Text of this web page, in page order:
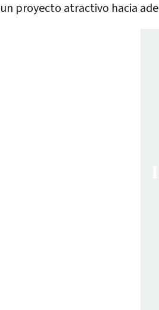
un proyecto atractivo hacia